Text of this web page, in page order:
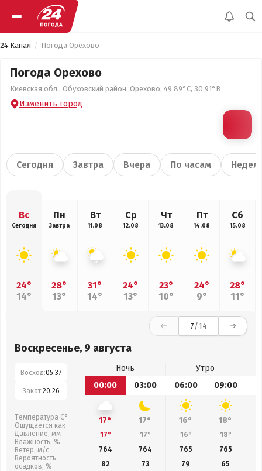
24 Канал Погода Орехово
Погода Орехово
Киевская обл., Обуховский район, Орехово, 49.89°С, 30.91°В
Изменить город
Сегодня Завтра Вчера По часам
Вс
Сегодня
24°
14°
Пн
Завтра
28°
13°
Вт
11.08
31°
14°
Ср
12.08
24°
13°
Чт
13.08
23°
10°
Пт
14.08
24°
9°
Сб
15.08
28°
11°
7/14
Воскресенье, 9 августа
Восход:05:37
Закат:20:26
Температура С°
Ощущается как
Давление, мм
Влажность, %
Ветер, м/с
Вероятность
осадков, %
Ночь
Утро
00:00
03:00 06:00 09:00
17° 17° 16° 18°
17° 17° 16° 18°
764
764 765 765
82
73 79 65